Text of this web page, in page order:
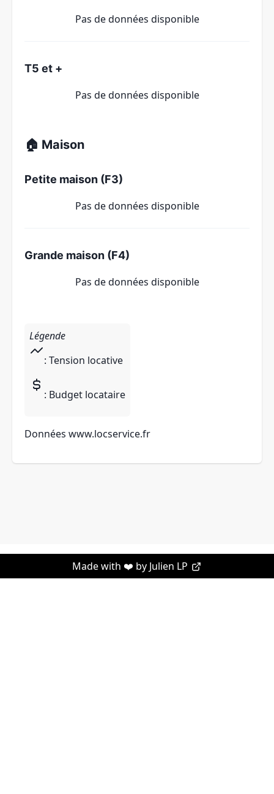
Pas de données disponible
T5 et +
Pas de données disponible
🏠 Maison
Petite maison (F3)
Pas de données disponible
Grande maison (F4)
Pas de données disponible
Légende
: Tension locative
: Budget locataire
Données www.locservice.fr
Made with ❤️ by Julien LP